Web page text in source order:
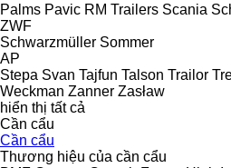
Palms Pavic RM Trailers Scania
ZWF
Schwarzmüller Sommer
AP
Stepa Svan Tajfun Talson Trailor
Weckman Zanner Zasław
hiển thị tất cả
Cần cẩu
Cần cẩu
Thương hiệu của cần cẩu